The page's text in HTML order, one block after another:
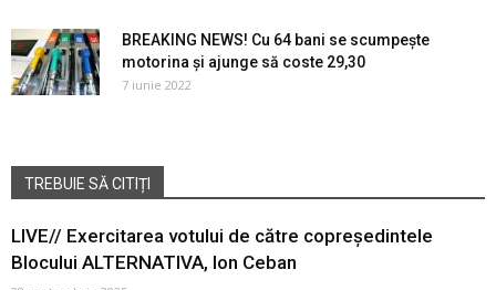
BREAKING NEWS! Cu 64 bani se scumpește
motorina și ajunge să coste 29,30
7 iunie 2022
TREBUIE SĂ CITIȚI
LIVE// Exercitarea votului de către copreședintele
Blocului ALTERNATIVA, Ion Ceban